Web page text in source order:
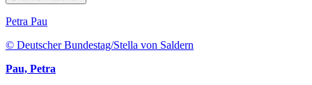
Petra Pau
© Deutscher Bundestag/Stella von Saldern
Pau, Petra